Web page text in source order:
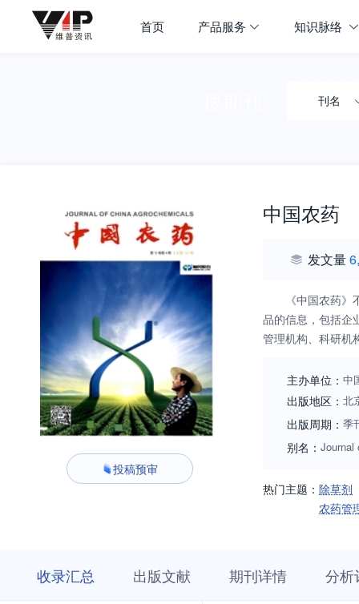
首页 产品服务 知识脉络
刊名
投稿预审
中国农药
发文量
《中国农药
品的信息，包括企
管理机构、科研机
主办单位： 中
出版地区： 北
出版周期： 季
别名： Journal
热门主题： 除草剂
农药管
收录汇总 出版文献 期刊详情 分析